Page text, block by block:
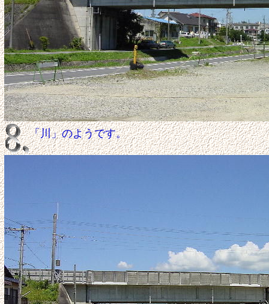
「川」のようです。